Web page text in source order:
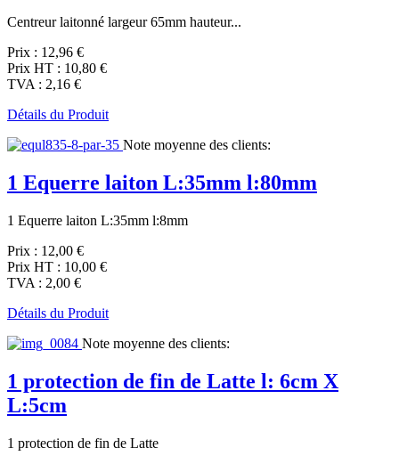
Centreur laitonné largeur 65mm hauteur...
Prix : 12,96 €
Prix HT : 10,80 €
TVA : 2,16 €
Détails du Produit
Note moyenne des clients:
1 Equerre laiton L:35mm l:80mm
1 Equerre laiton L:35mm l:8mm
Prix : 12,00 €
Prix HT : 10,00 €
TVA : 2,00 €
Détails du Produit
Note moyenne des clients:
1 protection de fin de Latte l: 6cm X
L:5cm
1 protection de fin de Latte